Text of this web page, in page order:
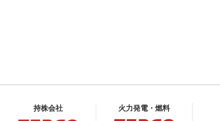
持株会社 火力発電・燃料